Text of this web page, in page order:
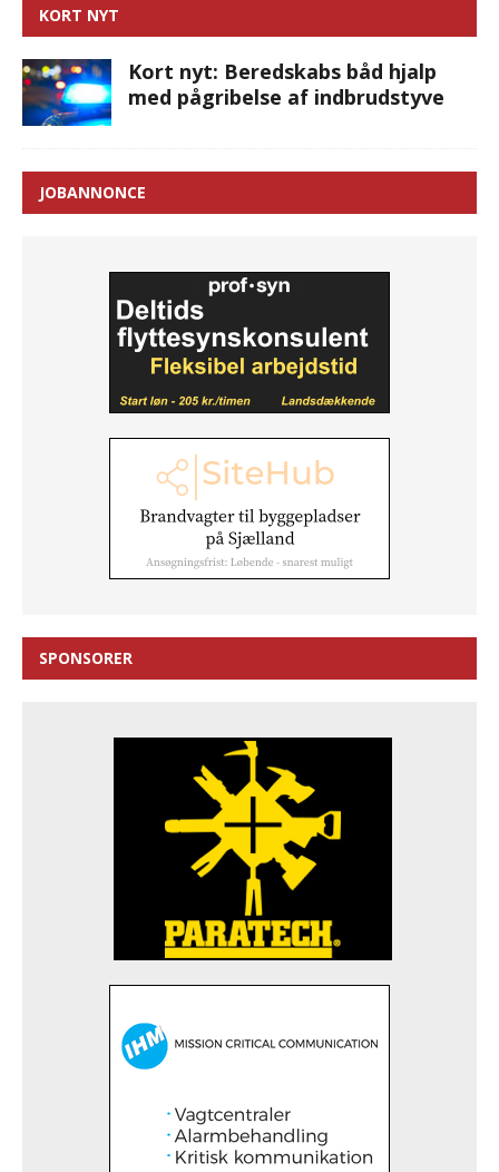
KORT NYT
Kort nyt: Beredskabs båd hjalp
med pågribelse af indbrudstyve
JOBANNONCE
SPONSORER